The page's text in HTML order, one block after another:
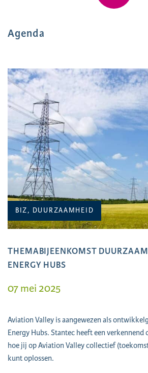
Agenda
BIZ, DUURZAAMHEID
THEMABIJEENKOMST
ENERGY HUBS
07 mei 2025
Aviation Valley is aangewezen als
Energy Hubs. Stantec heeft een verkennend
hoe jij op Aviation Valley collectief
kunt oplossen.